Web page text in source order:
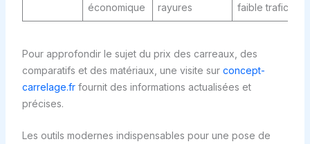
économique
rayures
faible trafic
Pour approfondir le sujet du prix des carreaux, des
comparatifs et des matériaux, une visite sur concept-
carrelage.frfournit des informations actualisées et
précises.
Les outils modernes indispensables pour une pose de